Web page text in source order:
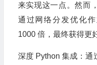
来实现这一点。然而
通过网络分发优化
1000 倍，最终获得更
深度 Python 集成：通